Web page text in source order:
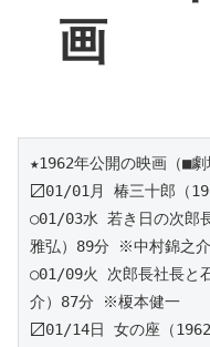
画
★1962年公開の映画（■劇
〼01/01月 椿三十郎（
○01/03水 若き日の次郎
雅弘）89分 ※中村錦之介
○01/09火 次郎長社長と
介）87分 ※榎本健一
〼01/14日 女の座（